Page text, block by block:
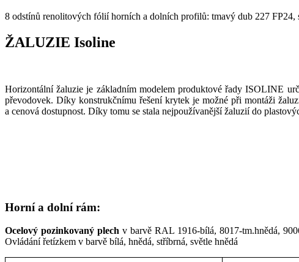
8 odstínů renolitových fólií horních a dolních profilů: tmavý dub 227 FP24,
ŽALUZIE Isoline
Horizontální žaluzie je základním modelem produktové řady ISOLINE
převodovek. Díky konstrukčnímu řešení krytek je možné při montáži
a cenová dostupnost. Díky tomu se stala nejpoužívanější žaluzií do
Horní a dolní rám:
Ocelový pozinkovaný plech v barvě RAL 1916-bílá, 8017-tm.hnědá,
Ovládání řetízkem v barvě bílá, hnědá, stříbrná, světle hnědá